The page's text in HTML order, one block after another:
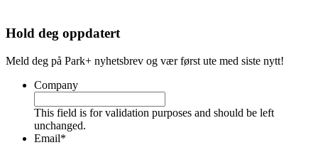
Hold deg oppdatert
Meld deg på Park+ nyhetsbrev og vær først ute med siste nytt!
Company
This field is for validation purposes and should be left
unchanged.
Email*